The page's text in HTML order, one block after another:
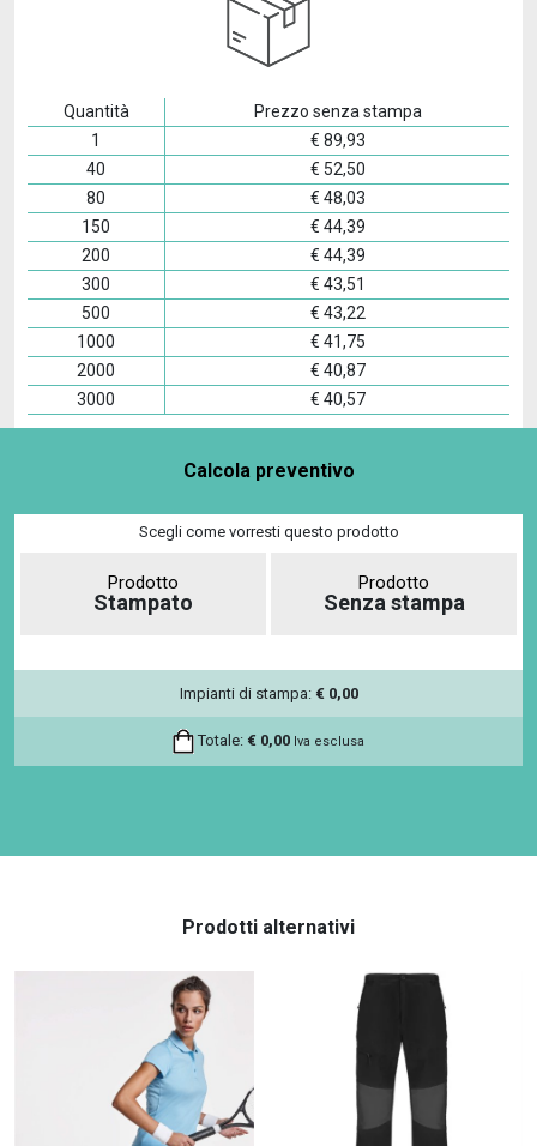
Quantità
Prezzo senza stampa
1
€ 89,93
40
€ 52,50
80
€ 48,03
150
€ 44,39
200
€ 44,39
300
€ 43,51
500
€ 43,22
1000
€ 41,75
2000
€ 40,87
3000
€ 40,57
Calcola preventivo
Scegli come vorresti questo prodotto
Prodotto
Stampato
Prodotto
Senza stampa
Impianti di stampa: € 0,00
Totale: € 0,00 Iva esclusa
Prodotti alternativi